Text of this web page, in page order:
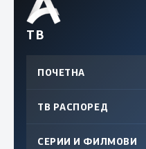
ТВ
ПОЧЕТНА
ТВ РАСПОРЕД
СЕРИИ И ФИЛМОВИ